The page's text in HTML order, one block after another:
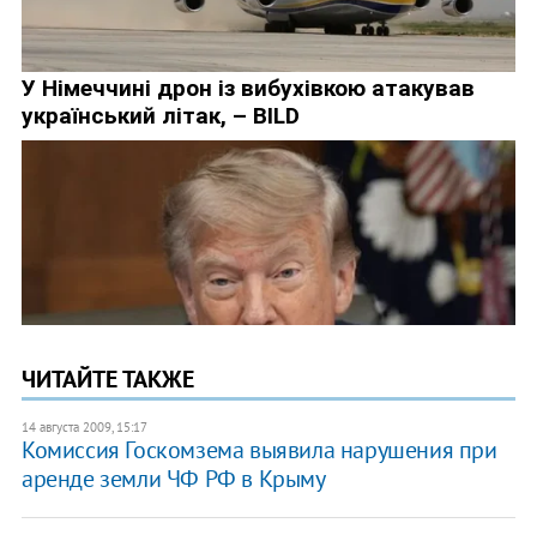
ЧИТАЙТЕ ТАКЖЕ
14 августа 2009, 15:17
Комиссия Госкомзема выявила нарушения при
аренде земли ЧФ РФ в Крыму